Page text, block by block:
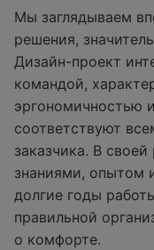
Мы заглядываем
решения,
Дизайн-проект
командой,
эргономичностью
соответствуют
заказчика. В
знаниями, опытом
долгие годы
правильной
о комфорте.